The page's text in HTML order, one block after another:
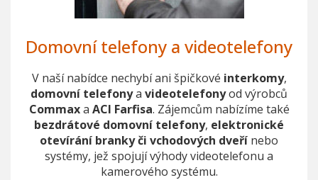
Domovní telefony a videotelefony
V naší nabídce nechybí ani špičkové interkomy,
domovní telefonya videotelefonyod výrobců
Commaxa ACI Farfisa. Zájemcům nabízíme také
bezdrátové domovní telefony, elektronické
otevírání brankyči vchodových dveří nebo
systémy, jež spojují výhody videotelefonu a
kamerového systému.